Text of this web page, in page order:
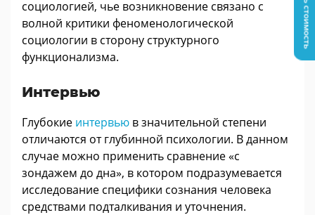
социологией, чье возникновение связано с
волной критики феноменологической
социологии в сторону структурного
функционализма.
Интервью
Глубокие интервью в значительной степени
отличаются от глубинной психологии. В данном
случае можно применить сравнение «с
зондажем до дна», в котором подразумевается
исследование специфики сознания человека
средствами подталкивания и уточнения.